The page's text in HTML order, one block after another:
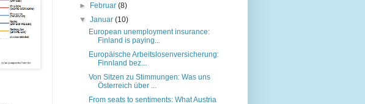
► Februar(8)
▼Januar(10)
European unemployment insurance:
Finland is paying...
Europäische Arbeitslosenversicherung:
Finnland bez...
Von Sitzen zu Stimmungen: Was uns
Österreich über ...
From seats to sentiments: What Austria